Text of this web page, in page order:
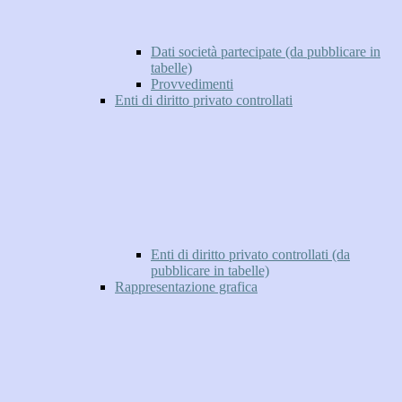
Dati società partecipate (da pubblicare in
tabelle)
Provvedimenti
Enti di diritto privato controllati
Enti di diritto privato controllati (da
pubblicare in tabelle)
Rappresentazione grafica